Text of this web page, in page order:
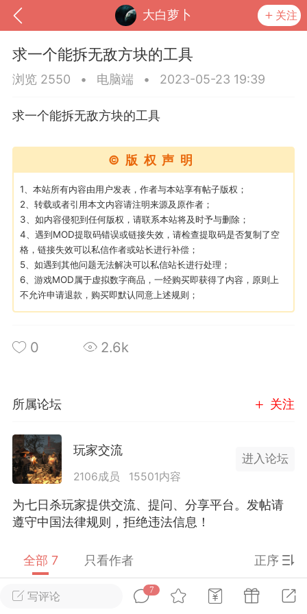
大白萝卜 关注
我的钱包 道具 排行榜
MOD下载 攻略教程 联机招募
大人
WIN11
变得更简单不会手动查找目录？不
应该放在哪里？担心安装错误影响游
汉 写评论
7
求一个能拆无敌方块的工具
浏览 2550 • 电脑端 • 2023-05-23 19:39
求一个能拆无敌方块的工具
©版权声明
1、本站所有内容由用户发表，作者与本站享有帖子版权；
2、转载或者引用本文内容请注明来源及原作者；
3、如内容侵犯到任何版权，请联系本站将及时予与删除；
4、遇到MOD提取码错误或链接失效，请检查提取码是否复制了空
格，链接失效可以私信作者或站长进行补偿；
5、如遇到其他问题无法解决可以私信站长进行处理；
6、游戏MOD属于虚拟数字商品，一经购买即获得了内容，原则上
不允许申请退款，购买即默认同意上述规则；
0 2.6k
所属论坛 关注
玩家交流
2106成员 15501内容
进入论坛
为七日杀玩家提供交流、提问、分享平台。发帖请
遵守中国法律规则，拒绝违法信息！
全部 7 只看作者 正序